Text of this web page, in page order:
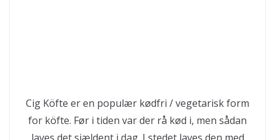
Cig Köfte er en populær kødfri / vegetarisk form
for köfte. Før i tiden var der rå kød i, men sådan